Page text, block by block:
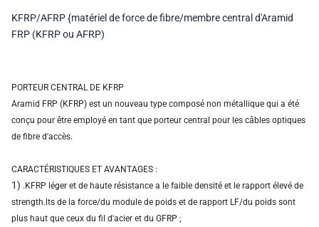
KFRP/AFRP {matériel de force de fibre/membre central d'Aramid
FRP (KFRP ou AFRP)
PORTEUR CENTRAL DE KFRP
Aramid FRP (KFRP) est un nouveau type composé non métallique qui a été
conçu pour être employé en tant que porteur central pour les câbles optiques
de fibre d'accès.
CARACTÉRISTIQUES ET AVANTAGES :
1) .KFRP léger et de haute résistance a le faible densité et le rapport élevé de
strength.lts de la force/du module de poids et de rapport LF/du poids sont
plus haut que ceux du fil d'acier et du GFRP ;